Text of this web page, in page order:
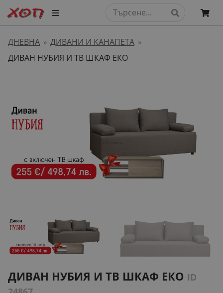
ДНЕВНА » ДИВАНИ И КАНАПЕТА »
ДИВАН НУБИЯ И ТВ ШКАФ ЕКО
ДИВАН НУБИЯ И ТВ ШКАФ ЕКО ID